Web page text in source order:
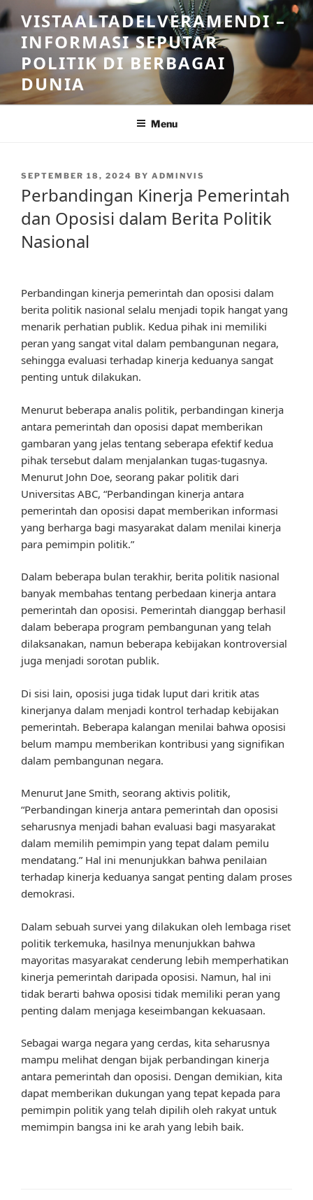
Skip
to
content
VISTAALTADELVERAMENDI –
INFORMASI SEPUTAR
POLITIK DI BERBAGAI
DUNIA
Menu
POSTED
SEPTEMBER 18, 2024 BY ADMINVIS
Perbandingan Kinerja Pemerintah
dan Oposisi dalam Berita Politik
Nasional
Perbandingan kinerja pemerintah dan oposisi dalam
berita politik nasional selalu menjadi topik hangat yang
menarik perhatian publik. Kedua pihak ini memiliki
peran yang sangat vital dalam pembangunan negara,
sehingga evaluasi terhadap kinerja keduanya sangat
penting untuk dilakukan.
Menurut beberapa analis politik, perbandingan kinerja
antara pemerintah dan oposisi dapat memberikan
gambaran yang jelas tentang seberapa efektif kedua
pihak tersebut dalam menjalankan tugas-tugasnya.
Menurut John Doe, seorang pakar politik dari
Universitas ABC, “Perbandingan kinerja antara
pemerintah dan oposisi dapat memberikan informasi
yang berharga bagi masyarakat dalam menilai kinerja
para pemimpin politik.”
Dalam beberapa bulan terakhir, berita politik nasional
banyak membahas tentang perbedaan kinerja antara
pemerintah dan oposisi. Pemerintah dianggap berhasil
dalam beberapa program pembangunan yang telah
dilaksanakan, namun beberapa kebijakan kontroversial
juga menjadi sorotan publik.
Di sisi lain, oposisi juga tidak luput dari kritik atas
kinerjanya dalam menjadi kontrol terhadap kebijakan
pemerintah. Beberapa kalangan menilai bahwa oposisi
belum mampu memberikan kontribusi yang signifikan
dalam pembangunan negara.
Menurut Jane Smith, seorang aktivis politik,
“Perbandingan kinerja antara pemerintah dan oposisi
seharusnya menjadi bahan evaluasi bagi masyarakat
dalam memilih pemimpin yang tepat dalam pemilu
mendatang.” Hal ini menunjukkan bahwa penilaian
terhadap kinerja keduanya sangat penting dalam proses
demokrasi.
Dalam sebuah survei yang dilakukan oleh lembaga riset
politik terkemuka, hasilnya menunjukkan bahwa
mayoritas masyarakat cenderung lebih memperhatikan
kinerja pemerintah daripada oposisi. Namun, hal ini
tidak berarti bahwa oposisi tidak memiliki peran yang
penting dalam menjaga keseimbangan kekuasaan.
Sebagai warga negara yang cerdas, kita seharusnya
mampu melihat dengan bijak perbandingan kinerja
antara pemerintah dan oposisi. Dengan demikian, kita
dapat memberikan dukungan yang tepat kepada para
pemimpin politik yang telah dipilih oleh rakyat untuk
memimpin bangsa ini ke arah yang lebih baik.